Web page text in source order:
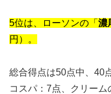
5位は、ローソンの「 濃
円）。
総合得点は50点中、40
コスパ：7点、クリー